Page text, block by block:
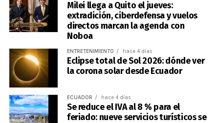
Milei llega a Quito el jueves:
extradición, ciberdefensa y vuelos
directos marcan la agenda con
Noboa
ENTRETENIMIENTO hace 4 días
Eclipse total de Sol 2026: dónde ver
la corona solar desde Ecuador
ECUADOR hace 4 días
Se reduce el IVA al 8 % para el
feriado: nueve servicios turísticos se